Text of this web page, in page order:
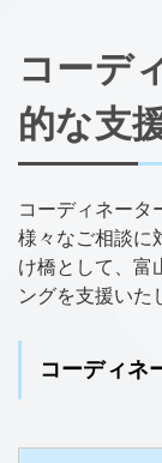
コーデ
的な支
コーディネータ
様々なご相談に
け橋として、富
ングを支援いた
コーディネ